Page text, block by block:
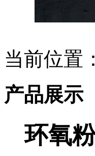
当前位置
产品展示
环氧